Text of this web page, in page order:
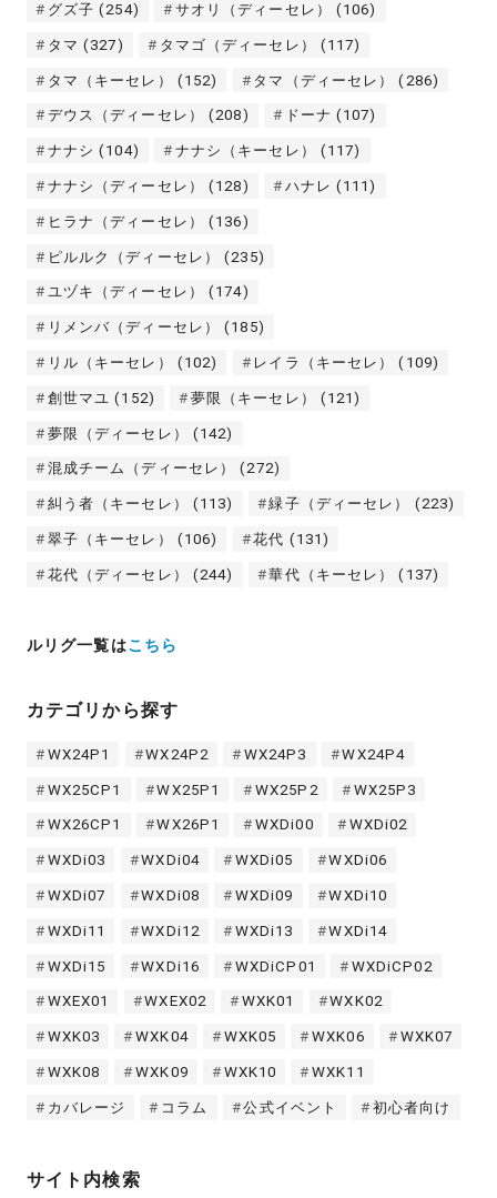
グズ子 (254) サオリ（ディーセレ） (106)
タマ (327) タマゴ（ディーセレ） (117)
タマ（キーセレ） (152) タマ（ディーセレ） (286)
デウス（ディーセレ） (208) ドーナ (107)
ナナシ (104) ナナシ（キーセレ） (117)
ナナシ（ディーセレ） (128) ハナレ (111)
ヒラナ（ディーセレ） (136)
ピルルク（ディーセレ） (235)
ユヅキ（ディーセレ） (174)
リメンバ（ディーセレ） (185)
リル（キーセレ） (102) レイラ（キーセレ） (109)
創世マユ (152) 夢限（キーセレ） (121)
夢限（ディーセレ） (142)
混成チーム（ディーセレ） (272)
糾う者（キーセレ） (113) 緑子（ディーセレ） (223)
翠子（キーセレ） (106) 花代 (131)
花代（ディーセレ） (244) 華代（キーセレ） (137)
ルリグ一覧はこちら
カテゴリから探す
WX24P1 WX24P2 WX24P3 WX24P4
WX25CP1 WX25P1 WX25P2 WX25P3
WX26CP1 WX26P1 WXDi00 WXDi02
WXDi03 WXDi04 WXDi05 WXDi06
WXDi07 WXDi08 WXDi09 WXDi10
WXDi11 WXDi12 WXDi13 WXDi14
WXDi15 WXDi16 WXDiCP01 WXDiCP02
WXEX01 WXEX02 WXK01 WXK02
WXK03 WXK04 WXK05 WXK06 WXK07
WXK08 WXK09 WXK10 WXK11
カバレージ コラム 公式イベント 初心者向け
サイト内検索